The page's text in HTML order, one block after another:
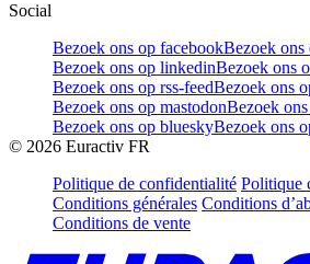
Social
Bezoek ons op facebookBezoek ons
Bezoek ons op linkedinBezoek ons
Bezoek ons op rss-feedBezoek ons
Bezoek ons op mastodonBezoek
Bezoek ons op blueskyBezoek ons
© 2026 Euractiv FR
Politique de confidentialité Politique
Conditions générales Conditions
Conditions de vente